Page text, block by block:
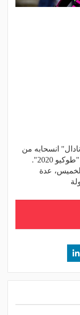
انسحابه من
بطولة ويمبلدون ودورة الألعاب الأولمبية "طوكيو 2020".
عدة